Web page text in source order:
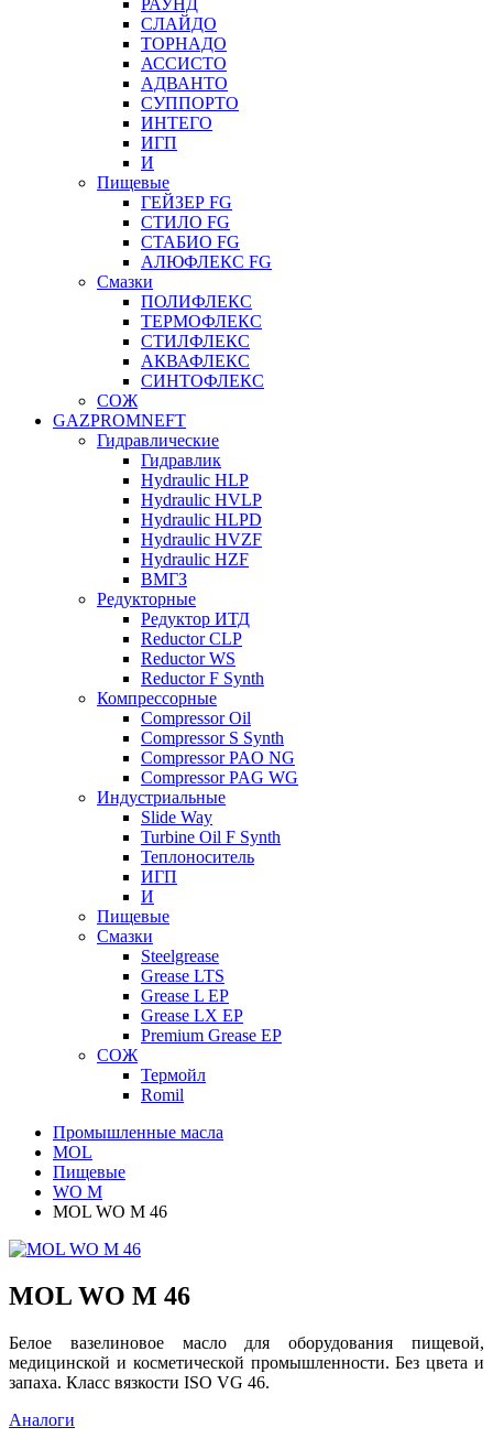
РАУНД
СЛАЙДО
ТОРНАДО
АССИСТО
АДВАНТО
СУППОРТО
ИНТЕГО
ИГП
И
Пищевые
ГЕЙЗЕР FG
СТИЛО FG
СТАБИО FG
АЛЮФЛЕКС FG
Смазки
ПОЛИФЛЕКС
ТЕРМОФЛЕКС
СТИЛФЛЕКС
АКВАФЛЕКС
СИНТОФЛЕКС
СОЖ
GAZPROMNEFT
Гидравлические
Гидравлик
Hydraulic HLP
Hydraulic HVLP
Hydraulic HLPD
Hydraulic HVZF
Hydraulic HZF
ВМГЗ
Редукторные
Редуктор ИТД
Reductor CLP
Reductor WS
Reductor F Synth
Компрессорные
Compressor Oil
Compressor S Synth
Compressor PAO NG
Compressor PAG WG
Индустриальные
Slide Way
Turbine Oil F Synth
Теплоноситель
ИГП
И
Пищевые
Смазки
Steelgrease
Grease LTS
Grease L EP
Grease LX EP
Premium Grease EP
СОЖ
Термойл
Romil
Промышленные масла
MOL
Пищевые
WO M
MOL WO M 46
MOL WO M 46
Белое вазелиновое масло для оборудования пищевой,
медицинской и косметической промышленности. Без цвета и
запаха. Класс вязкости ISO VG 46.
Аналоги